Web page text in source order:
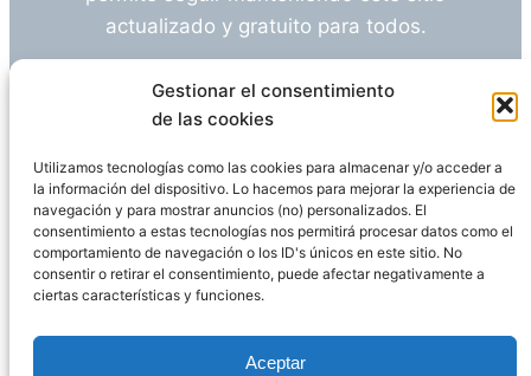
Gestionar el consentimiento
de las cookies
Utilizamos tecnologías como las cookies para almacenar y/o acceder a
la información del dispositivo. Lo hacemos para mejorar la experiencia de
navegación y para mostrar anuncios (no) personalizados. El
consentimiento a estas tecnologías nos permitirá procesar datos como el
comportamiento de navegación o los ID's únicos en este sitio. No
consentir o retirar el consentimiento, puede afectar negativamente a
ciertas características y funciones.
Aceptar
actualizado y gratuito para todos.
¿Tienes alguna duda o sugerencia? Escríbeme
info@empleosanitarioinvestigacion.es
Descargo de Responsabilidad
Declaración de Privacidad Política de cookies
WordPress